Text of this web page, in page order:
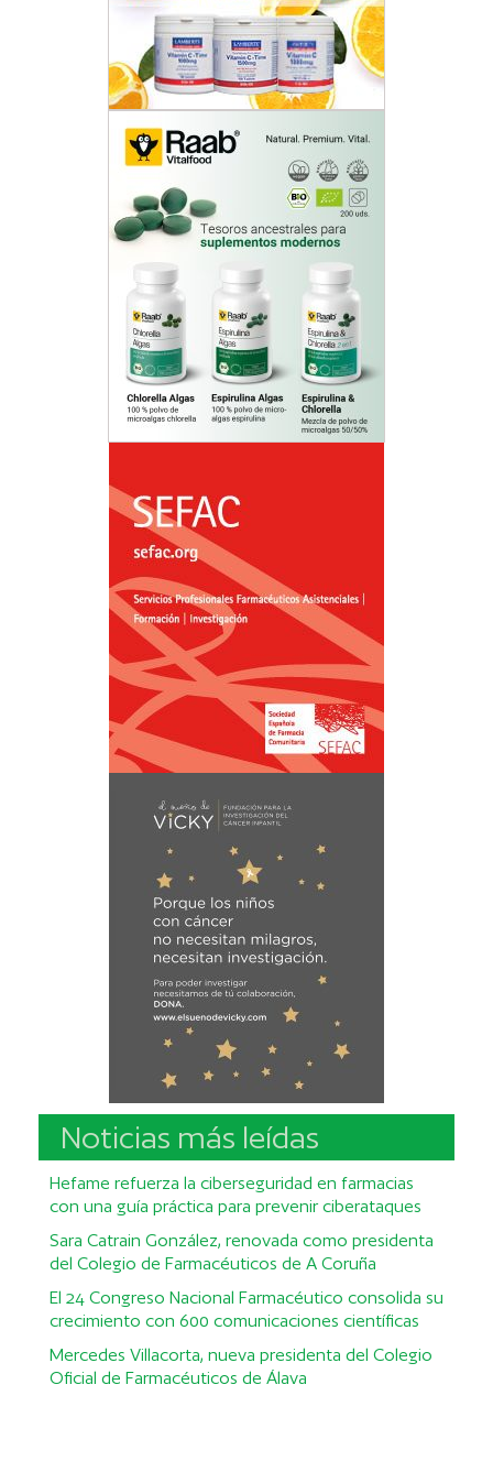
Noticias más leídas
Hefame refuerza la ciberseguridad en farmacias
con una guía práctica para prevenir ciberataques
Sara Catrain González, renovada como presidenta
del Colegio de Farmacéuticos de A Coruña
El 24 Congreso Nacional Farmacéutico consolida su
crecimiento con 600 comunicaciones científicas
Mercedes Villacorta, nueva presidenta del Colegio
Oficial de Farmacéuticos de Álava